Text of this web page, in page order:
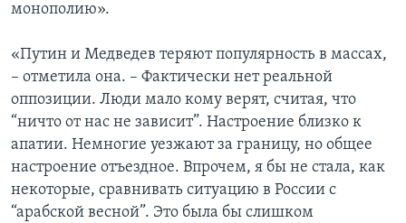
монополию».
«Путин и Медведев теряют популярность в массах,
– отметила она. – Фактически нет реальной
оппозиции. Люди мало кому верят, считая, что
“ничто от нас не зависит”. Настроение близко к
апатии. Немногие уезжают за границу, но общее
настроение отъездное. Впрочем, я бы не стала, как
некоторые, сравнивать ситуацию в России с
“арабской весной”. Это была бы слишком